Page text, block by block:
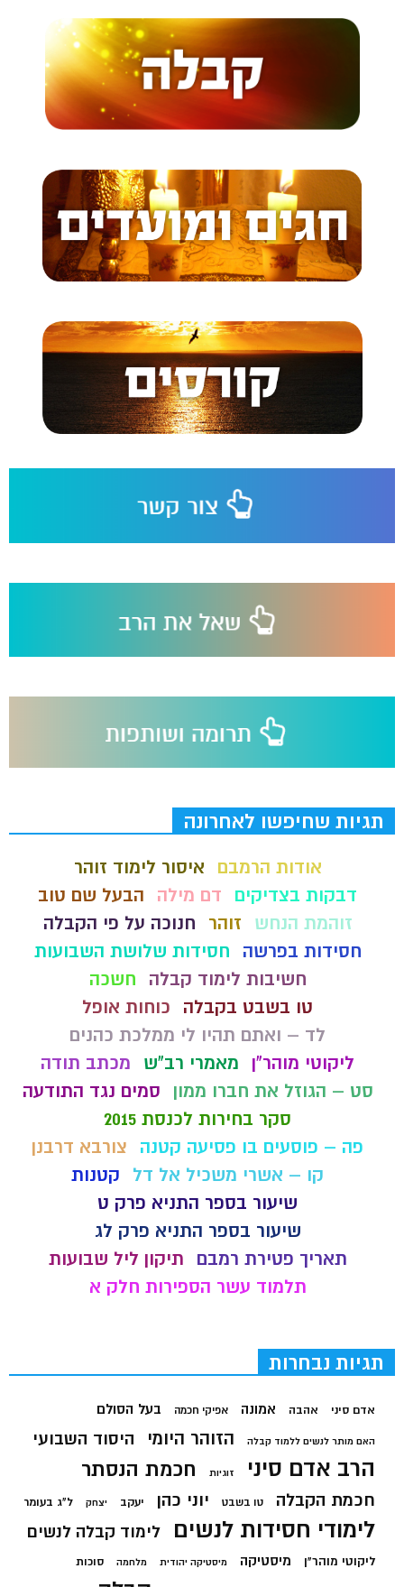
תגיות שחיפשו לאחרונה
אודות הרמבם
איסור לימוד זוהר
דבקות בצדיקים
דם מילה
הבעל שם טוב
זוהמת הנחש
זוהר
חנוכה על פי הקבלה
חסידות בפרשה
חסידות שלושת השבועות
חשיבות לימוד קבלה
חשכה
טו בשבט בקבלה
כוחות אופל
לד – ואתם תהיו לי ממלכת כהנים
ליקוטי מוהר"ן
מאמרי רב"ש
מכתב תודה
סט – הגוזל את חברו ממון
סמים נגד התודעה
סקר בחירות לכנסת 2015
פה – פוסעים בו פסיעה קטנה
צורבא דרבנן
קו – אשרי משכיל אל דל
קטנות
שיעור בספר התניא פרק ט
שיעור בספר התניא פרק לג
תאריך פטירת רמבם
תיקון ליל שבועות
תלמוד עשר הספירות חלק א
תגיות נבחרות
אדם סיני אהבה אמונה אפיקי חכמה בעל הסולם
האם מותר לנשים ללמוד קבלה הזוהר היומי היסוד השבועי
הרב אדם סיני זוגיות חכמת הנסתר
חכמת הקבלה טו בשבט יוני כהן יעקב יצחק ל"ג בעומר
לימודי חסידות לנשים לימוד קבלה לנשים
ליקוטי מוהר"ן מיסטיקה מיסטיקה יהודית מלחמה סוכות